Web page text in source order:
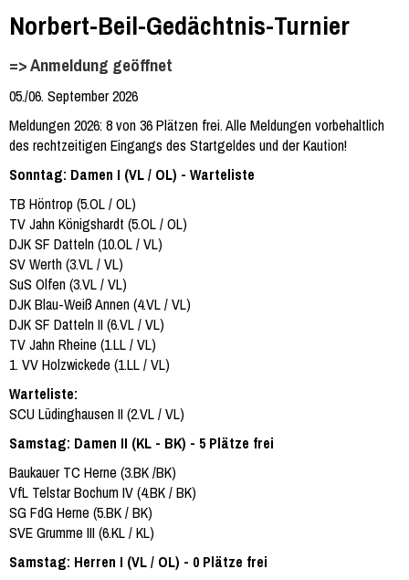
Norbert-Beil-Gedächtnis-Turnier
=> Anmeldung geöffnet
05./06. September 2026
Meldungen 2026: 8 von 36 Plätzen frei. Alle Meldungen vorbehaltlich
des rechtzeitigen Eingangs des Startgeldes und der Kaution!
Sonntag: Damen I (VL / OL) - Warteliste
TB Höntrop (5.OL / OL)
TV Jahn Königshardt (5.OL / OL)
DJK SF Datteln (10.OL / VL)
SV Werth (3.VL / VL)
SuS Olfen (3.VL / VL)
DJK Blau-Weiß Annen (4.VL / VL)
DJK SF Datteln II (6.VL / VL)
TV Jahn Rheine (1.LL / VL)
1. VV Holzwickede (1.LL / VL)
Warteliste:
SCU Lüdinghausen II (2.VL / VL)
Samstag: Damen II (KL - BK) - 5 Plätze frei
Baukauer TC Herne (3.BK /BK)
VfL Telstar Bochum IV (4.BK / BK)
SG FdG Herne (5.BK / BK)
SVE Grumme III (6.KL / KL)
Samstag: Herren I (VL / OL) - 0 Plätze frei